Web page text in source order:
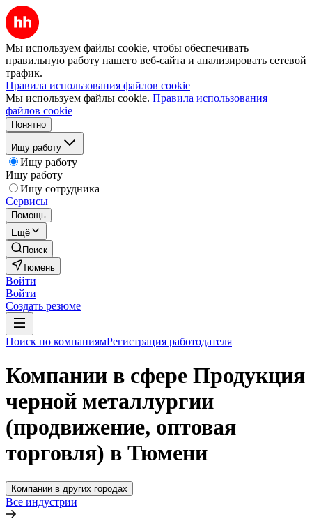
Мы используем файлы cookie, чтобы обеспечивать
правильную работу нашего веб-сайта и анализировать сетевой
трафик.
Правила использования файлов cookie
Мы используем файлы cookie. Правила использования
файлов cookie
Понятно
Ищу работу
Ищу работу
Ищу работу
Ищу сотрудника
Сервисы
Помощь
Ещё
Поиск
Тюмень
Войти
Войти
Создать резюме
Поиск по компаниямРегистрация работодателя
Компании в сфере Продукция
черной металлургии
(продвижение, оптовая
торговля) в Тюмени
Компании в других городах
Все индустрии